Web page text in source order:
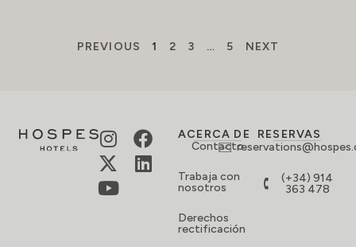
PREVIOUS 1 2 3 … 5 NEXT
ACERCA DE
Contacto
Trabaja con
nosotros
Derechos
rectificación
RESERVAS
(+34) 914
363 478